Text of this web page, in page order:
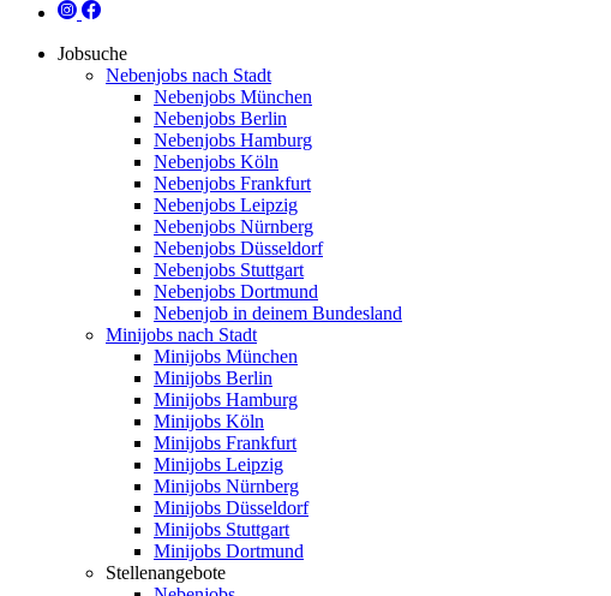
Jobsuche
Nebenjobs nach Stadt
Nebenjobs München
Nebenjobs Berlin
Nebenjobs Hamburg
Nebenjobs Köln
Nebenjobs Frankfurt
Nebenjobs Leipzig
Nebenjobs Nürnberg
Nebenjobs Düsseldorf
Nebenjobs Stuttgart
Nebenjobs Dortmund
Nebenjob in deinem Bundesland
Minijobs nach Stadt
Minijobs München
Minijobs Berlin
Minijobs Hamburg
Minijobs Köln
Minijobs Frankfurt
Minijobs Leipzig
Minijobs Nürnberg
Minijobs Düsseldorf
Minijobs Stuttgart
Minijobs Dortmund
Stellenangebote